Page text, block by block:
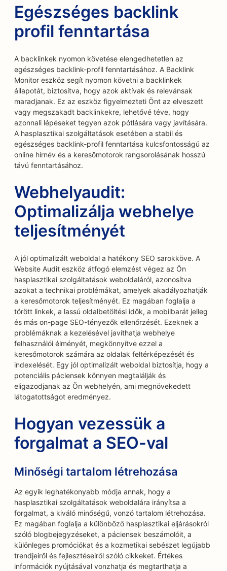
Egészséges backlink
profil fenntartása
A backlinkek nyomon követése elengedhetetlen az
egészséges backlink-profil fenntartásához. A Backlink
Monitor eszköz segít nyomon követni a backlinkek
állapotát, biztosítva, hogy azok aktívak és relevánsak
maradjanak. Ez az eszköz figyelmezteti Önt az elveszett
vagy megszakadt backlinkekre, lehetővé téve, hogy
azonnali lépéseket tegyen azok pótlására vagy javítására.
A hasplasztikai szolgáltatások esetében a stabil és
egészséges backlink-profil fenntartása kulcsfontosságú az
online hírnév és a keresőmotorok rangsorolásának hosszú
távú fenntartásához.
Webhelyaudit:
Optimalizálja webhelye
teljesítményét
A jól optimalizált weboldal a hatékony SEO sarokköve. A
Website Audit eszköz átfogó elemzést végez az Ön
hasplasztikai szolgáltatások weboldaláról, azonosítva
azokat a technikai problémákat, amelyek akadályozhatják
a keresőmotorok teljesítményét. Ez magában foglalja a
törött linkek, a lassú oldalbetöltési idők, a mobilbarát jelleg
és más on-page SEO-tényezők ellenőrzését. Ezeknek a
problémáknak a kezelésével javíthatja webhelye
felhasználói élményét, megkönnyítve ezzel a
keresőmotorok számára az oldalak feltérképezését és
indexelését. Egy jól optimalizált weboldal biztosítja, hogy a
potenciális páciensek könnyen megtalálják és
eligazodjanak az Ön webhelyén, ami megnövekedett
látogatottságot eredményez.
Hogyan vezessük a
forgalmat a SEO-val
Minőségi tartalom létrehozása
Az egyik leghatékonyabb módja annak, hogy a
hasplasztikai szolgáltatások weboldalára irányítsa a
forgalmat, a kiváló minőségű, vonzó tartalom létrehozása.
Ez magában foglalja a különböző hasplasztikai eljárásokról
szóló blogbejegyzéseket, a páciensek beszámolóit, a
különleges promóciókat és a kozmetikai sebészet legújabb
trendjeiről és fejlesztéseiről szóló cikkeket. Értékes
információk nyújtásával vonzhatja és megtarthatja a